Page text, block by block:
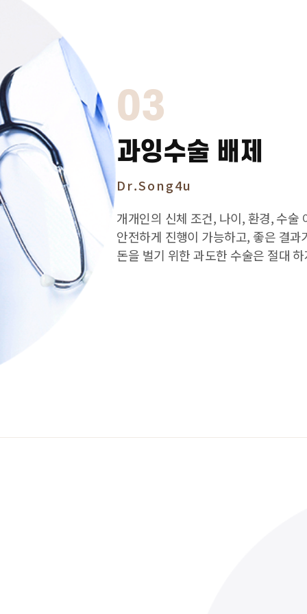
03
과잉수술 배제
Dr.Song4u
개개인의 신체 조건, 나이, 환경, 수술
안전하게 진행이 가능하고, 좋은 결
돈을 벌기 위한 과도한 수술은 절대